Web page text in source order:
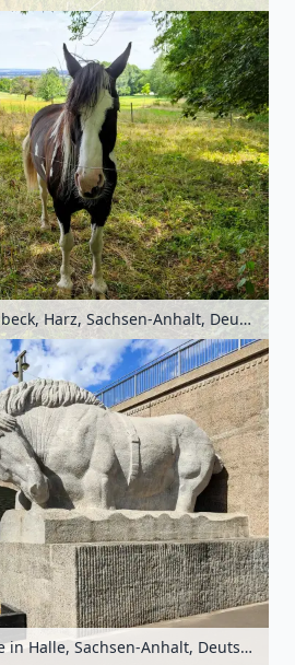
Pferdekoppel bei Drübeck, Harz, Sachsen-Anhalt, Deutschland
Giebichensteinbrücke in Halle, Sachsen-Anhalt, Deutschland